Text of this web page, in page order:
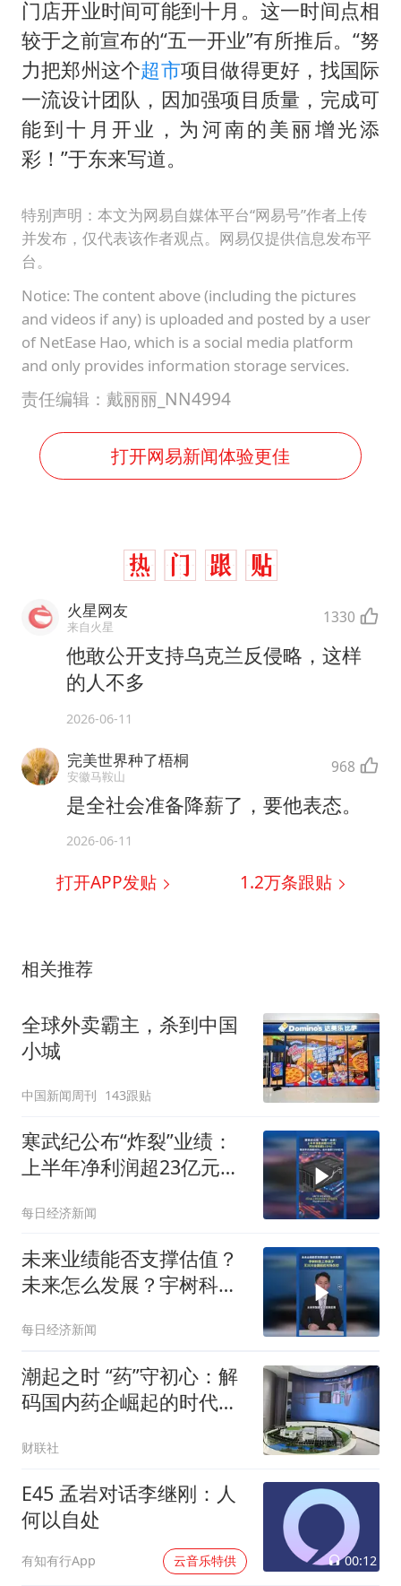
门店开业时间可能到十月。这一时间点相
较于之前宣布的“五一开业”有所推后。“努
力把郑州这个超市项目做得更好，找国际
一流设计团队，因加强项目质量，完成可
能到十月开业，为河南的美丽增光添
彩！”于东来写道。
特别声明：本文为网易自媒体平台“网易号”作者上传
并发布，仅代表该作者观点。网易仅提供信息发布平
台。
Notice: The content above (including the pictures
and videos if any) is uploaded and posted by a user
of NetEase Hao, which is a social media platform
and only provides information storage services.
责任编辑：戴丽丽_NN4994
打开网易新闻体验更佳
火星网友
来自火星 1330
他敢公开支持乌克兰反侵略，这样
的人不多
2026-06-11
完美世界种了梧桐
安徽马鞍山 968
是全社会准备降薪了，要他表态。
2026-06-11
打开APP发贴 1.2万条跟贴
相关推荐
全球外卖霸主，杀到中国
小城
中国新闻周刊 143跟贴
寒武纪公布“炸裂”业绩：
上半年净利润超23亿元，
每日经济新闻
未来业绩能否支撑估值？
未来怎么发展？宇树科技
应市场关切
每日经济新闻
潮起之时 “药”守初心：解
码国内药企崛起的时代答
财联社
E45 孟岩对话李继刚：人
何以自处
有知有行App 云音乐特供 00:12